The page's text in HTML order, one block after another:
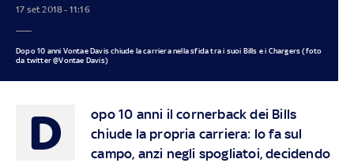
17 set 2018 - 11:16
Dopo 10 anni Vontae Davis chiude la carriera nella sfida tra i suoi Bills e i Chargers (foto
da twitter @Vontae Davis)
D
opo 10 anni il cornerback dei Bills
chiude la propria carriera: lo fa sul
campo, anzi negli spogliatoi, decidendo